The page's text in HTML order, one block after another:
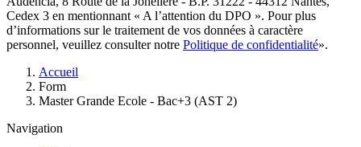
Cedex 3 en mentionnant « A l’attention du DPO ». Pour plus
d’informations sur le traitement de vos données à caractère
personnel, veuillez consulter notre Politique de confidentialité».
d'Ariane
Accueil
Form
Master Grande Ecole - Bac+3 (AST 2)
Navigation